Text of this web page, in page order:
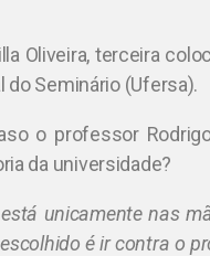
Oliveira, terceira
do Seminário (Ufersa).
o professor
da universidade?
unicamente nas
é ir contra o